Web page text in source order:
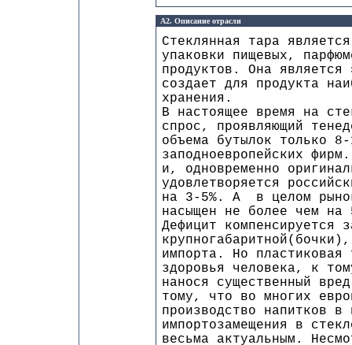
А2. Описание отрасли
Стеклянная тара
упаковки пищевых,
продуктов. Она является
создает для продукта
хранения.
В настоящее время на
спрос, проявляющий
объема бутылок только
заподноевропейских
и, одновременно
удовлетворяется
на 3-5%. А в целом
насыщен не более чем на
Дефицит компенсируется
импорта. Но пластиковая
здоровья человека, к
нанося существенный
тому, что во многих
производство напитков в
импортозамещения в
весьма актуальным.